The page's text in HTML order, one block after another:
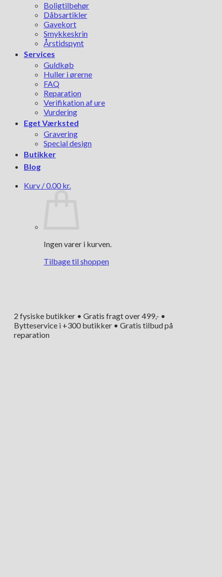
Boligtilbehør
Dåbsartikler
Gavekort
Smykkeskrin
Årstidspynt
Services
Guldkøb
Huller i ørerne
FAQ
Reparation
Verifikation af ure
Vurdering
Eget Værksted
Gravering
Special design
Butikker
Blog
Kurv /0.00 kr.
Ingen varer i kurven.
Tilbage til shoppen
2 fysiske butikker • Gratis fragt over 499,- •
Bytteservice i +300 butikker • Gratis tilbud på
reparation